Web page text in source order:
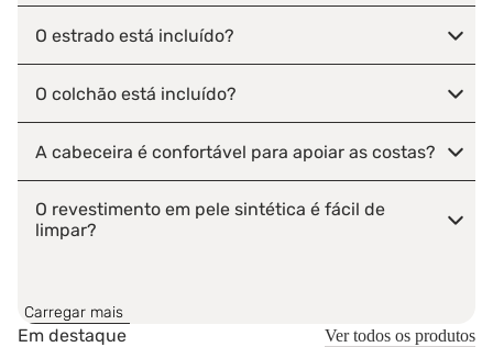
O estrado está incluído?
O colchão está incluído?
A cabeceira é confortável para apoiar as costas?
O revestimento em pele sintética é fácil de
limpar?
Carregar mais
Em destaque Ver todos os produtos